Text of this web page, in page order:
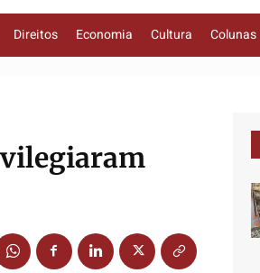
Direitos Economia Cultura Colunas